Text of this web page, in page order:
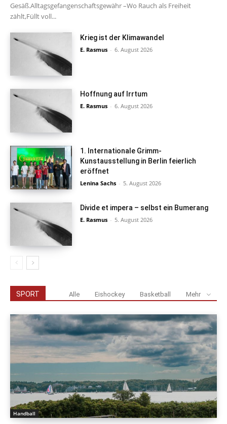
Gesäß.Alltagsgefangenschaftsgewähr –Wo Rauch als Freiheit
zählt,Füllt voll...
Krieg ist der Klimawandel
E. Rasmus - 6. August 2026
Hoffnung auf Irrtum
E. Rasmus - 6. August 2026
1. Internationale Grimm-
Kunstausstellung in Berlin feierlich
eröffnet
Lenina Sachs - 5. August 2026
Divide et impera – selbst ein Bumerang
E. Rasmus - 5. August 2026
SPORT Alle Eishockey Basketball Mehr
Handball